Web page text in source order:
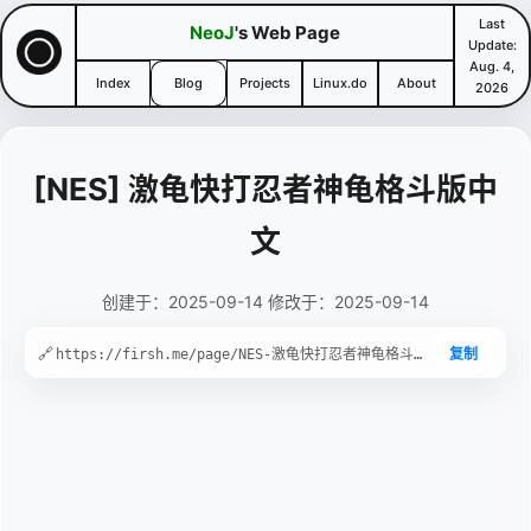
NeoJ's Web Page
Last
Update:
Aug. 4,
2026
Index Blog Projects Linux.do About
[NES] 激龟快打忍者神龟格斗版中
文
创建于：2025-09-14 修改于：2025-09-14
🔗 复制